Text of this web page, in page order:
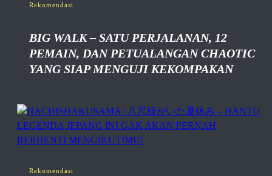
Rekomendasi
BIG WALK – SATU PERJALANAN, 12
PEMAIN, DAN PETUALANGAN CHAOTIC
YANG SIAP MENGUJI KEKOMPAKAN
Rekomendasi